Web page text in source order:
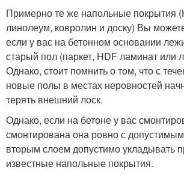
Примерно те же напольные покрытия
линолеум, ковролин и доску) Вы
если у вас на бетонном основании
старый пол (паркет, HDF ламинат или
Однако, стоит помнить о том, что с
новые полы в местах неровностей
терять внешний лоск.
Однако, если на бетоне у вас
смонтирована она ровно с
вторым слоем допустимо укладывать
известные напольные покрытия.